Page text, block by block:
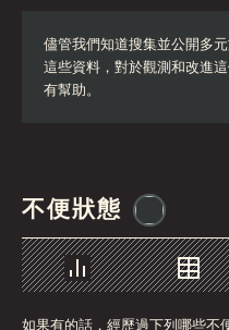
儘管我們知道搜集並公開多
這些資料，對於觀測和改進
有幫助。
不便狀態
圖表 資料
如果有的話，經歷過下列哪些